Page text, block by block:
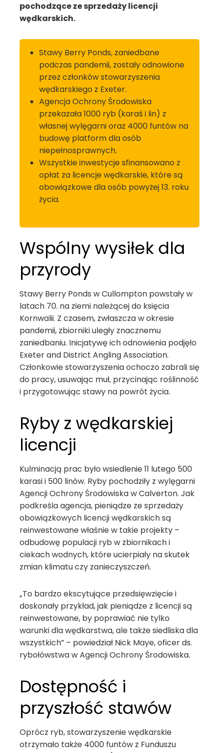
pochodzące ze sprzedaży licencji
wędkarskich.
Stawy Berry Ponds, zaniedbane
podczas pandemii, zostały odnowione
przez członków stowarzyszenia
wędkarskiego z Exeter.
Agencja Ochrony Środowiska
przekazała 1000 ryb (karaś i lin) z
własnej wylęgarni oraz 4000 funtów na
budowę platform dla osób
niepełnosprawnych.
Wszystkie inwestycje sfinansowano z
opłat za licencje wędkarskie, które są
obowiązkowe dla osób powyżej 13. roku
życia.
Wspólny wysiłek dla
przyrody
Stawy Berry Ponds w Cullompton powstały w
latach 70. na ziemi należącej do księcia
Kornwalii. Z czasem, zwłaszcza w okresie
pandemii, zbiorniki uległy znacznemu
zaniedbaniu. Inicjatywę ich odnowienia podjęło
Exeter and District Angling Association.
Członkowie stowarzyszenia ochoczo zabrali się
do pracy, usuwając muł, przycinając roślinność
i przygotowując stawy na powrót życia.
Ryby z wędkarskiej
licencji
Kulminacją prac było wsiedlenie 11 lutego 500
karasi i 500 linów. Ryby pochodziły z wylęgarni
Agencji Ochrony Środowiska w Calverton. Jak
podkreśla agencja, pieniądze ze sprzedaży
obowiązkowych licencji wędkarskich są
reinwestowane właśnie w takie projekty –
odbudowę populacji ryb w zbiornikach i
ciekach wodnych, które ucierpiały na skutek
zmian klimatu czy zanieczyszczeń.
„To bardzo ekscytujące przedsięwzięcie i
doskonały przykład, jak pieniądze z licencji są
reinwestowane, by poprawiać nie tylko
warunki dla wędkarstwa, ale także siedliska dla
wszystkich” – powiedział Nick Maye, oficer ds.
rybołówstwa w Agencji Ochrony Środowiska.
Dostępność i
przyszłość stawów
Oprócz ryb, stowarzyszenie wędkarskie
otrzymało także 4000 funtów z Funduszu